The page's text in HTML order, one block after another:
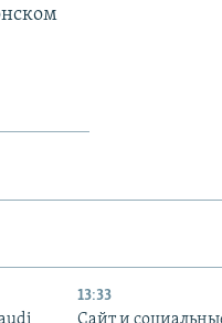
13:33